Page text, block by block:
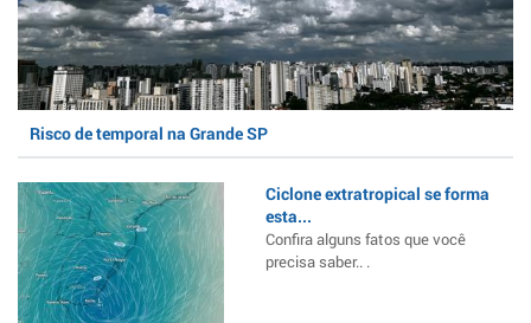
Risco de temporal na Grande SP
Ciclone extratropical se forma
esta...
Confira alguns fatos que você
precisa saber.. .